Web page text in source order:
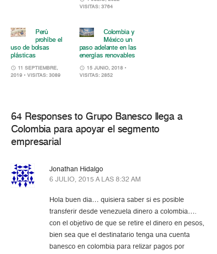
VISITAS: 3764
Perú
prohíbe el
uso de bolsas
plásticas
11 SEPTIEMBRE,
2019 • VISITAS: 3089
Colombia y
México un
paso adelante en las
energías renovables
15 JUNIO, 2018 •
VISITAS: 2852
64 Responses to Grupo Banesco llega a
Colombia para apoyar el segmento
empresarial
Jonathan Hidalgo
6 JULIO, 2015 A LAS 8:32 AM
Hola buen dia… quisiera saber si es posible
transferir desde venezuela dinero a colombia….
con el objetivo de que se retire el dinero en pesos,
bien sea que el destinatario tenga una cuenta
banesco en colombia para relizar pagos por